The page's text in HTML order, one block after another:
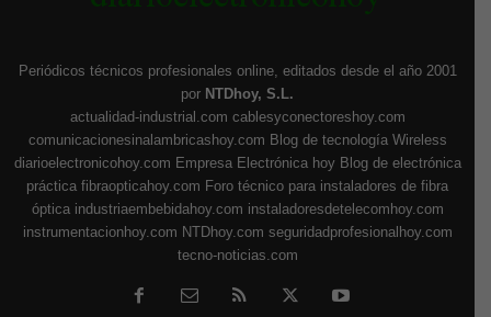
Periódicos técnicos profesionales online, editados desde el año 2001
por NTDhoy, S.L.
actualidad-industrial.com cablesyconectoreshoy.com
comunicacionesinalambricashoy.com Blog de tecnología Wireless
diarioelectronicohoy.com Empresa Electrónica hoy Blog de electrónica
práctica fibraopticahoy.com Foro técnico para instaladores de fibra
óptica industriaembebidahoy.com instaladoresdetelecomhoy.com
instrumentacionhoy.com NTDhoy.com seguridadprofesionalhoy.com
tecno-noticias.com